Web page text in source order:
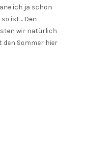
ich ja schon
ist… Den
wir natürlich
Sommer hier